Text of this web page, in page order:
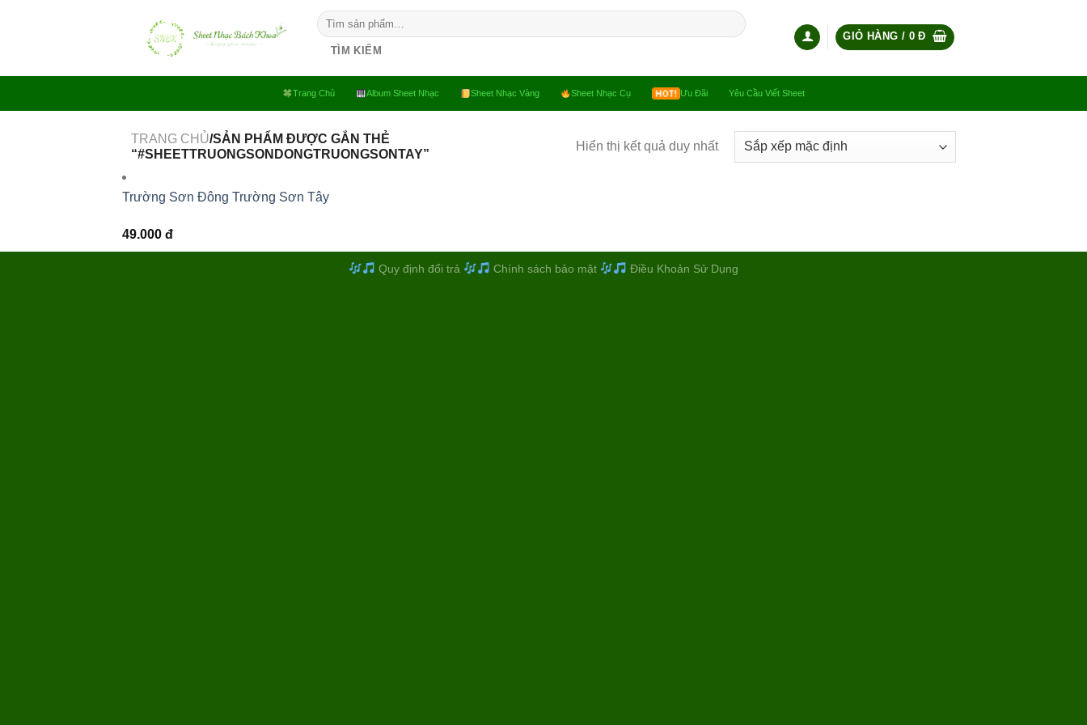
Tìm
kiếm:
TÌM KIẾM
GIỎ HÀNG / 0Đ
Trang Chủ Album Sheet Nhạc Sheet Nhạc Vàng Sheet Nhạc Cụ Ưu Đãi Yêu Cầu Viết Sheet
TRANG CHỦ/SẢN PHẨM ĐƯỢC GẮN THẺ
“#SHEETTRUONGSONDONGTRUONGSONTAY”
Hiển thị kết quả duy nhất
Trường Sơn Đông Trường Sơn Tây
49.000 đ
Quy định đổi trả Chính sách bảo mật Điều Khoản Sử Dụng